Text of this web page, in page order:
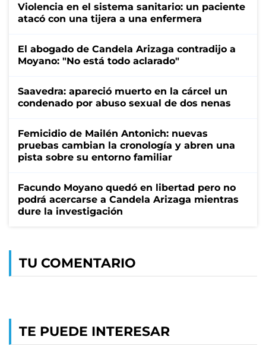
Violencia en el sistema sanitario: un paciente
atacó con una tijera a una enfermera
El abogado de Candela Arizaga contradijo a
Moyano: "No está todo aclarado"
Saavedra: apareció muerto en la cárcel un
condenado por abuso sexual de dos nenas
Femicidio de Mailén Antonich: nuevas
pruebas cambian la cronología y abren una
pista sobre su entorno familiar
Facundo Moyano quedó en libertad pero no
podrá acercarse a Candela Arizaga mientras
dure la investigación
TU COMENTARIO
TE PUEDE INTERESAR